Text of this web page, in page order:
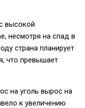
высокой
несмотря на спад в
страна планирует
что превышает
на уголь вырос на
к увеличению